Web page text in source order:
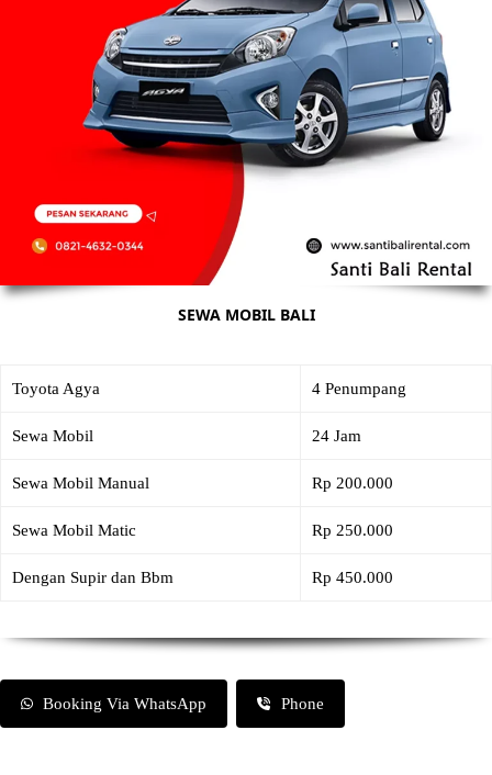
SEWA MOBIL BALI
Toyota Agya 4 Penumpang
Sewa Mobil 24 Jam
Sewa Mobil Manual Rp 200.000
Sewa Mobil Matic Rp 250.000
Dengan Supir dan Bbm Rp 450.000
Booking Via WhatsApp Phone